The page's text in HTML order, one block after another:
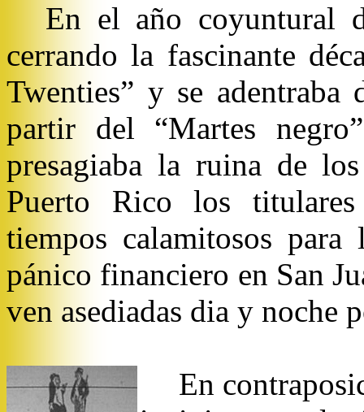
En el año coyuntural
cerrando la fascinante
Twenties” y se
partir del “Martes
presagiaba la ruina de
Puerto Rico los
tiempos calamitosos
pánico financiero en San
ven asediadas dia y noche
En